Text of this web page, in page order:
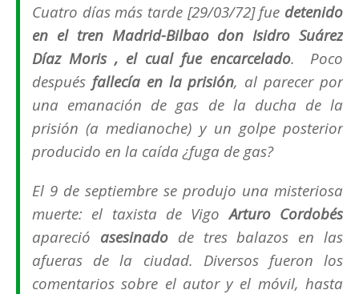
Cuatro días más tarde [29/03/72] fue detenido
en el tren Madrid-Bilbao don Isidro Suárez
Díaz Moris , el cual fue encarcelado. Poco
después fallecía en la prisión, al parecer por
una emanación de gas de la ducha de la
prisión (a medianoche) y un golpe posterior
producido en la caída ¿fuga de gas?
El 9 de septiembre se produjo una misteriosa
muerte: el taxista de VigoArturo Cordobés
apareció asesinadode tres balazos en las
afueras de la ciudad. Diversos fueron los
comentarios sobre el autor y el móvil, hasta